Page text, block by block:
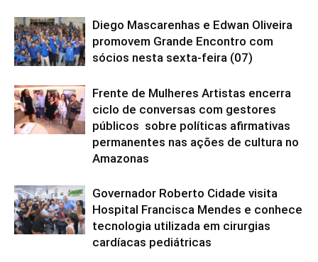
Diego Mascarenhas e Edwan Oliveira
promovem Grande Encontro com
sócios nesta sexta-feira (07)
Frente de Mulheres Artistas encerra
ciclo de conversas com gestores
públicos sobre políticas afirmativas
permanentes nas ações de cultura no
Amazonas
Governador Roberto Cidade visita
Hospital Francisca Mendes e conhece
tecnologia utilizada em cirurgias
cardíacas pediátricas